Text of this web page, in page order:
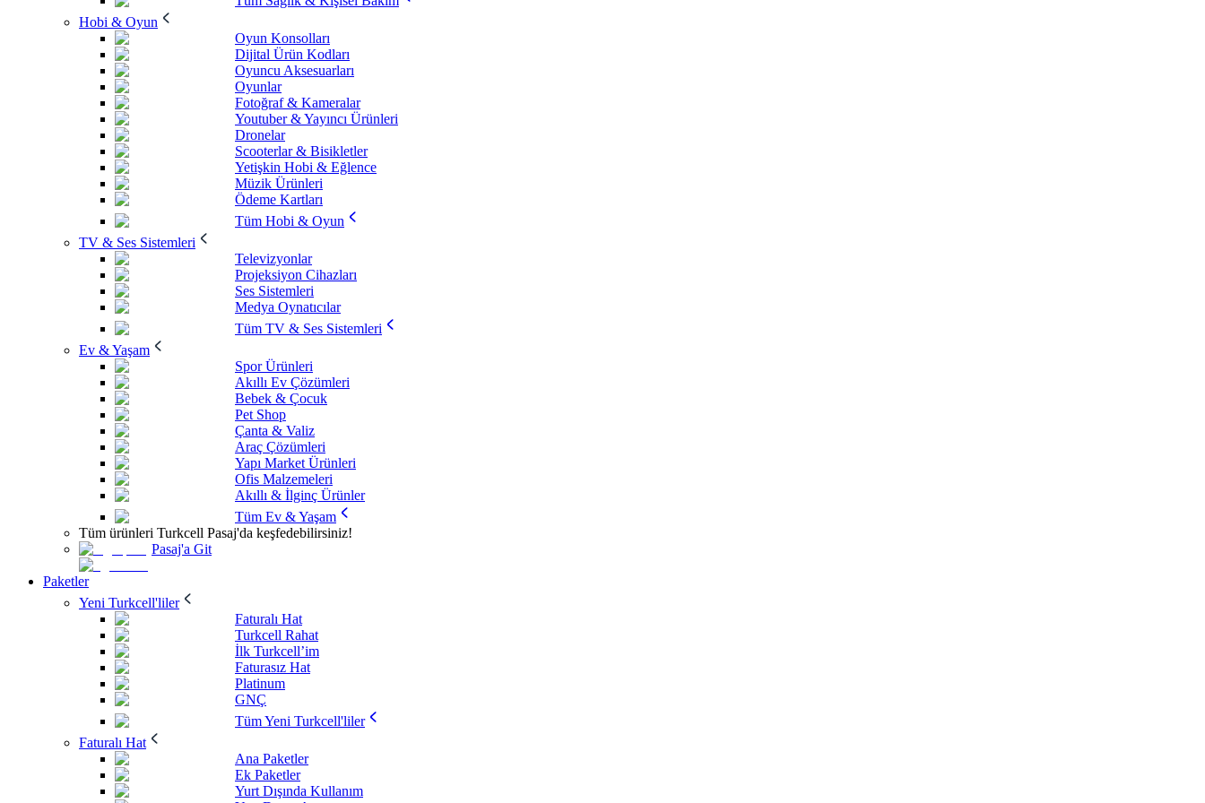
Hobi & Oyun
Oyun Konsolları
Dijital Ürün Kodları
Oyuncu Aksesuarları
Oyunlar
Fotoğraf & Kameralar
Youtuber & Yayıncı Ürünleri
Dronelar
Scooterlar & Bisikletler
Yetişkin Hobi & Eğlence
Müzik Ürünleri
Ödeme Kartları
Tüm Hobi & Oyun
TV & Ses Sistemleri
Televizyonlar
Projeksiyon Cihazları
Ses Sistemleri
Medya Oynatıcılar
Tüm TV & Ses Sistemleri
Ev & Yaşam
Spor Ürünleri
Akıllı Ev Çözümleri
Bebek & Çocuk
Pet Shop
Çanta & Valiz
Araç Çözümleri
Yapı Market Ürünleri
Ofis Malzemeleri
Akıllı & İlginç Ürünler
Tüm Ev & Yaşam
Tüm ürünleri Turkcell Pasaj'da keşfedebilirsiniz!
Pasaj'a Git
Paketler
Yeni Turkcell'liler
Faturalı Hat
Turkcell Rahat
İlk Turkcell’im
Faturasız Hat
Platinum
GNÇ
Tüm Yeni Turkcell'liler
Faturalı Hat
Ana Paketler
Ek Paketler
Yurt Dışında Kullanım